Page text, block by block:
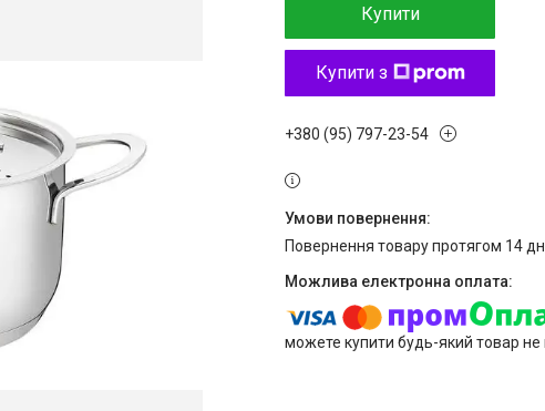
Купити
Купити з
+380 (95) 797-23-54
повернення товару протягом 14
можете купити будь-який товар